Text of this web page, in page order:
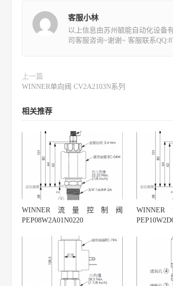
客服小林
以上信息由苏州毓能自动化设备
司客服咨询~谢谢~ 客服联系
上一篇
WINNER单向阀 CV2A2103N系列
相关推荐
WINNER流量控制阀
PEP08W2A01N0220